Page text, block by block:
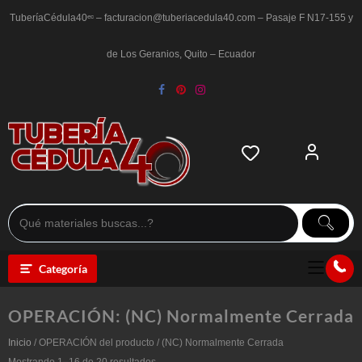
TuberíaCédula40ᵉᶜ – facturacion@tuberiacedula40.com – Pasaje F N17-155 y
de Los Geranios, Quito – Ecuador
Categoría
OPERACIÓN: (NC) Normalmente Cerrada
Inicio / OPERACIÓN del producto / (NC) Normalmente Cerrada